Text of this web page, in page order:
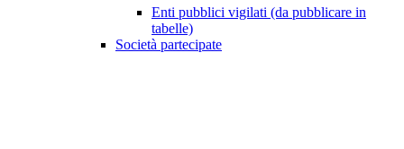
Enti pubblici vigilati (da pubblicare in
tabelle)
Società partecipate